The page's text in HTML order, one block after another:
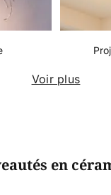
Voir plus
en